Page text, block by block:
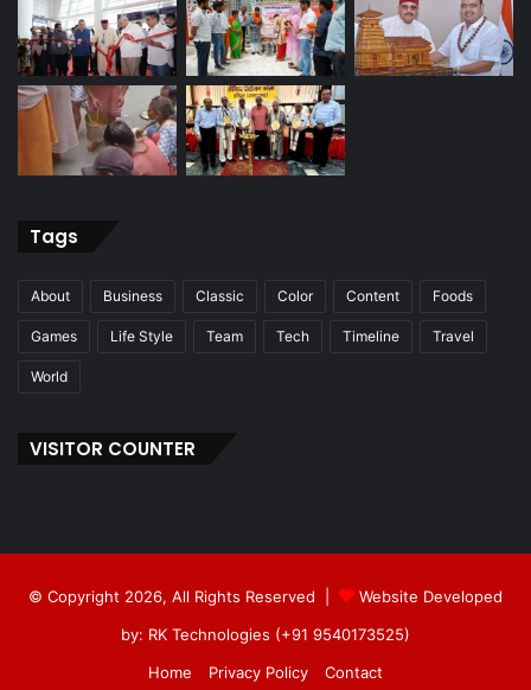
Tags
About Business Classic Color Content Foods
Games Life Style Team Tech Timeline Travel
World
VISITOR COUNTER
© Copyright 2026, All Rights Reserved |
Website Developed
by: RK Technologies (+91 9540173525)
Home
Privacy Policy Contact